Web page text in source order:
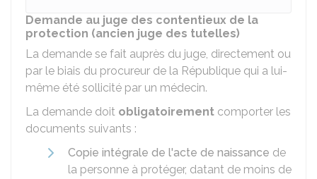
Demande au juge des contentieux de la
protection (ancien juge des tutelles)
La demande se fait auprès du juge, directement ou
par le biais du procureur de la République qui a lui-
même été sollicité par un médecin.
La demande doit obligatoirement comporter les
documents suivants :
Copie intégrale de l'acte de naissance de
la personne à protéger, datant de moins de